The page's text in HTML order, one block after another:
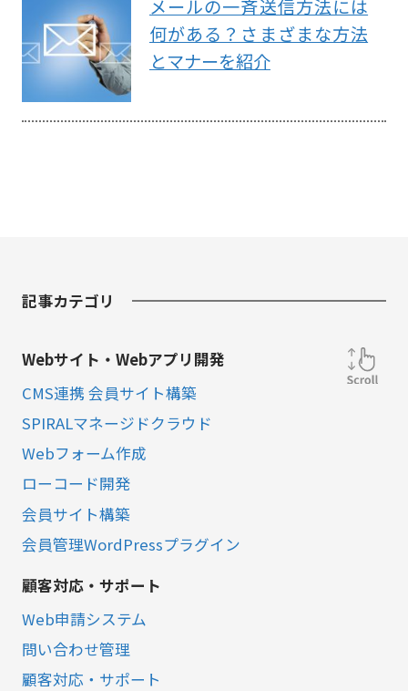
メールの一斉送信方法には
何がある？さまざまな方法
とマナーを紹介
記事カテゴリ
Webサイト・Webアプリ開発
CMS連携 会員サイト構築
SPIRALマネージドクラウド
Webフォーム作成
ローコード開発
会員サイト構築
会員管理WordPressプラグイン
顧客対応・サポート
Web申請システム
問い合わせ管理
顧客対応・サポート